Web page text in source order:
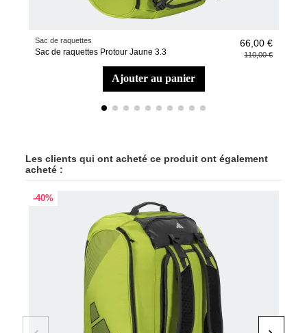
Sac de raquettes
Sac de raquettes Protour Jaune 3.3
66,00 €
110,00 €
ajouter au panier
Les clients qui ont acheté ce produit ont également
acheté :
-40%